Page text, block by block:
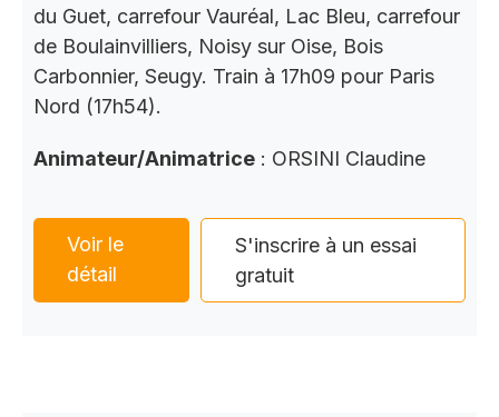
du Guet, carrefour Vauréal, Lac Bleu, carrefour
de Boulainvilliers, Noisy sur Oise, Bois
Carbonnier, Seugy. Train à 17h09 pour Paris
Nord (17h54).
Animateur/Animatrice : ORSINI Claudine
Voir le
détail
S'inscrire à un essai
gratuit